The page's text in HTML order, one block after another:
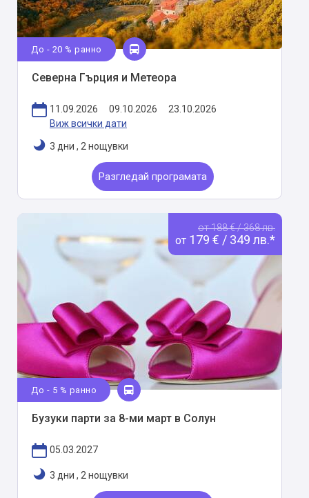
До - 20 % ранно
Северна Гърция и Метеора
11.09.2026 09.10.2026
23.10.2026
Виж всички дати
3 дни , 2 нощувки
Разгледай програмата
от 188 € / 368 лв.
от 179 € / 349 лв.*
До - 5 % ранно
Бузуки парти за 8-ми март в Солун
05.03.2027
3 дни , 2 нощувки